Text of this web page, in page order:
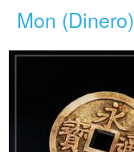
Mon (Dinero)